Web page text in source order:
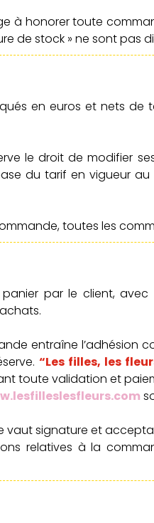
à honorer toute
de stock » ne sont pas
en euros et nets de
le droit de modifier
du tarif en vigueur
toutes les
par le client,
entraîne l’adhésion
“Les filles, les
toute validation et
vaut signature et
relatives à la